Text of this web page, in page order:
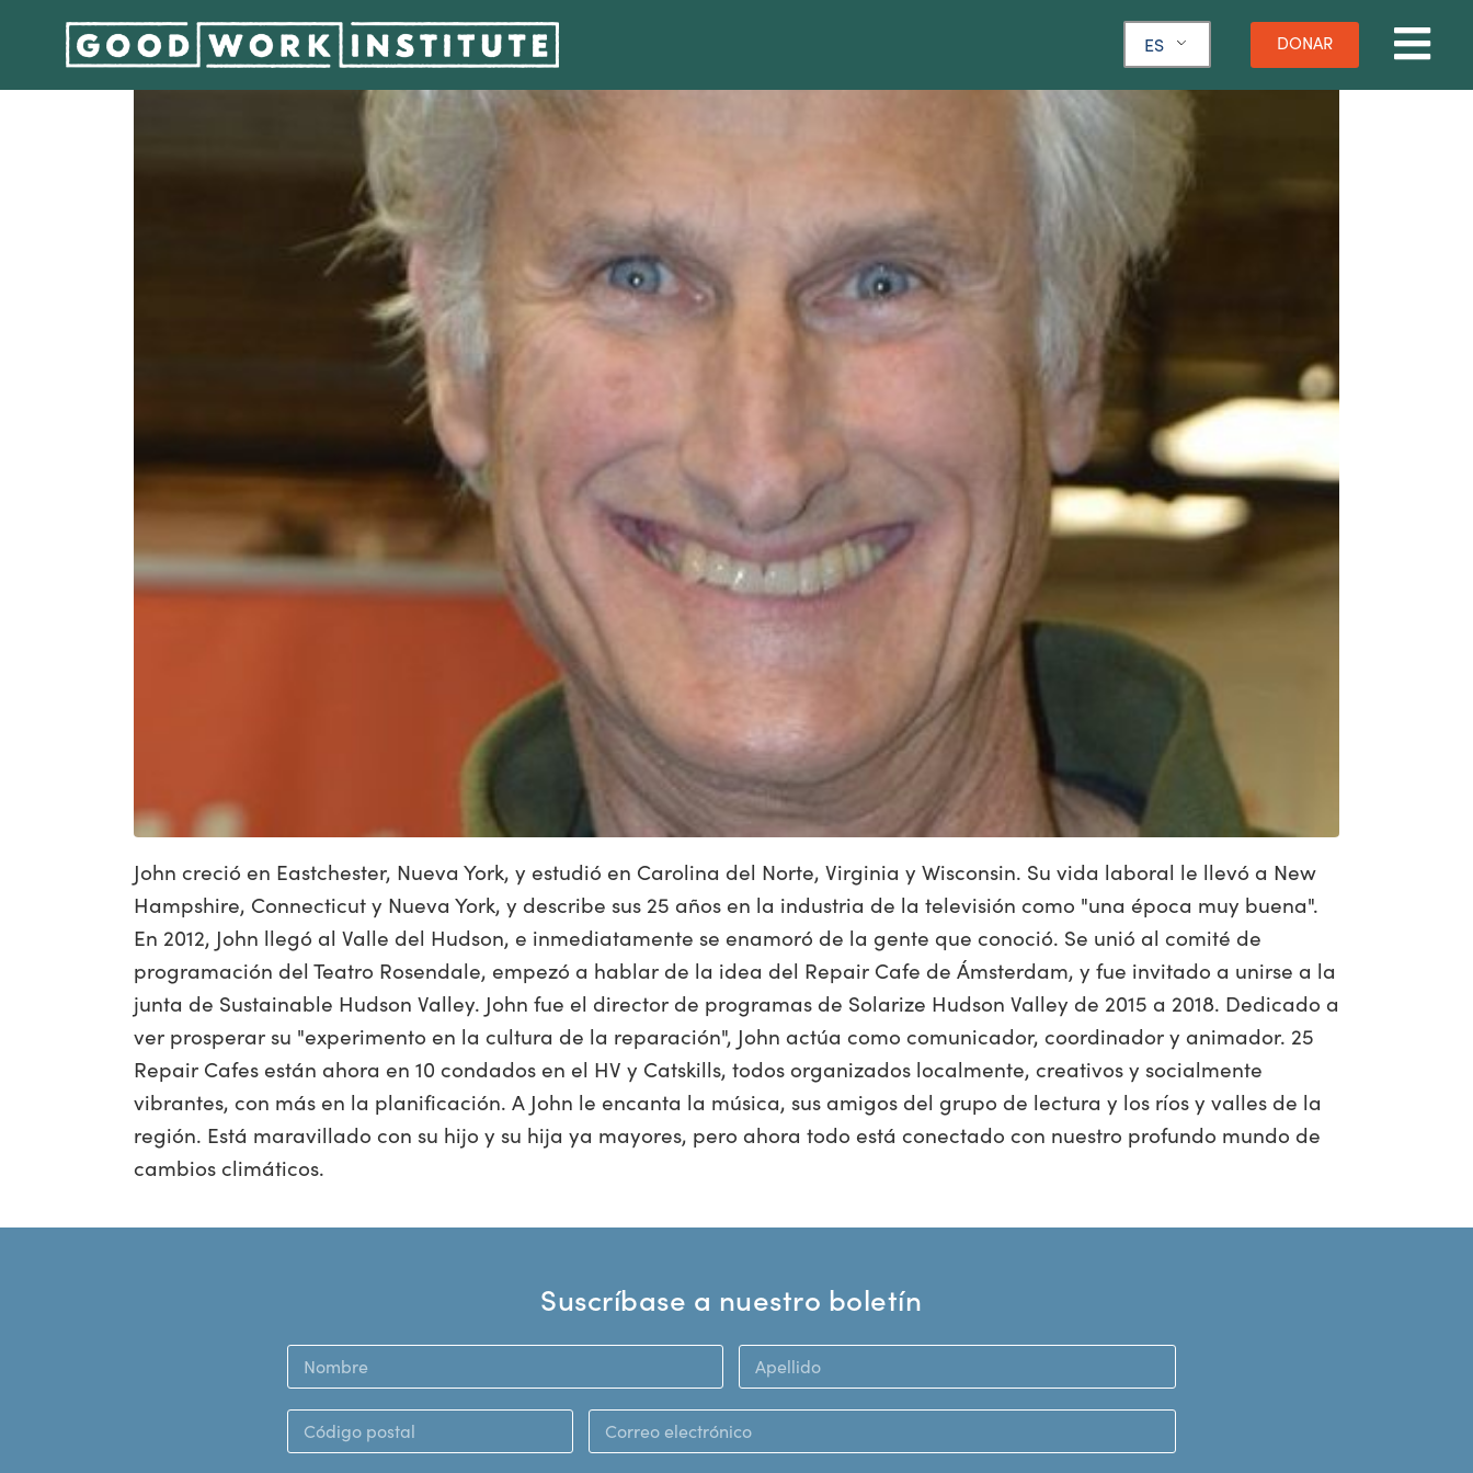
ES DONAR
John creció en Eastchester, Nueva York, y estudió en Carolina del Norte, Virginia y Wisconsin. Su vida laboral le llevó a New
Hampshire, Connecticut y Nueva York, y describe sus 25 años en la industria de la televisión como "una época muy buena".
En 2012, John llegó al Valle del Hudson, e inmediatamente se enamoró de la gente que conoció. Se unió al comité de
programación del Teatro Rosendale, empezó a hablar de la idea del Repair Cafe de Ámsterdam, y fue invitado a unirse a la
junta de Sustainable Hudson Valley. John fue el director de programas de Solarize Hudson Valley de 2015 a 2018. Dedicado a
ver prosperar su "experimento en la cultura de la reparación", John actúa como comunicador, coordinador y animador. 25
Repair Cafes están ahora en 10 condados en el HV y Catskills, todos organizados localmente, creativos y socialmente
vibrantes, con más en la planificación. A John le encanta la música, sus amigos del grupo de lectura y los ríos y valles de la
región. Está maravillado con su hijo y su hija ya mayores, pero ahora todo está conectado con nuestro profundo mundo de
cambios climáticos.
Suscríbase a nuestro boletín